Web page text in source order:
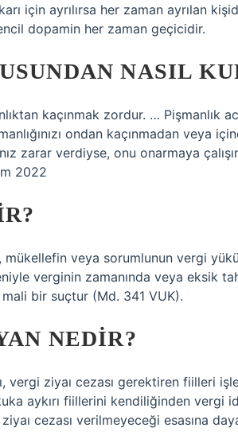
için ayrılırsa her zaman ayrılan
dopamin her zaman geçicidir.
NASIL
kaçınmak zordur. … Pişmanlık
ondan kaçınmadan veya
zarar verdiyse, onu onarmaya
2022
mükellefin veya sorumlunun vergi
verginin zamanında veya eksik
bir suçtur (Md. 341 VUK).
NEDIR?
vergi ziyaı cezası gerektiren fiilleri
aykırı fiillerini kendiliğinden vergi
cezası verilmeyeceği esasına